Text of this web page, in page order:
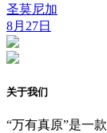
圣莫尼加
8月27日
关于我们
“万有真原”是一